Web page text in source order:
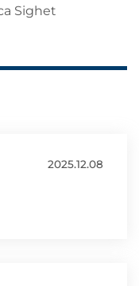
Sighet
2025.12.08